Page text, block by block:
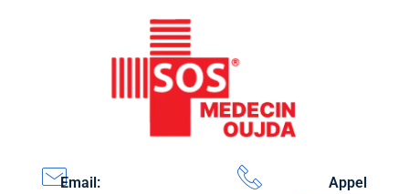
Email:
Appel